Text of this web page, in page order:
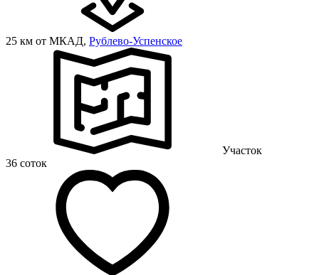
25 км от МКАД, Рублево-Успенское
Участок
36 соток